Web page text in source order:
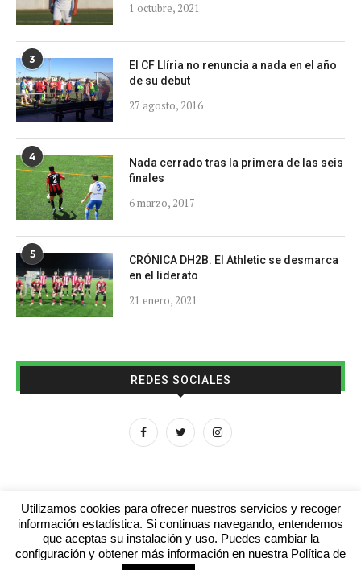
1 octubre, 2021
3
El CF Llíria no renuncia a nada en el año
de su debut
27 agosto, 2016
4
Nada cerrado tras la primera de las seis
finales
6 marzo, 2017
5
CRÓNICA DH2B. El Athletic se desmarca
en el liderato
21 enero, 2021
REDES SOCIALES
Aviso legal Contacto Colabora con nosotros
Utilizamos cookies para ofrecer nuestros servicios y recoger
información estadística. Si continuas navegando, entendemos
que aceptas su instalación y uso. Puedes cambiar la
configuración y obtener más información en nuestra Política de